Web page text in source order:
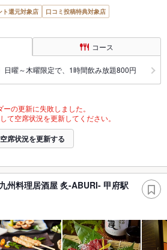
ト還元対象店
口コミ投稿特典対象店
コース
日曜～木曜限定で、1時間飲み放題800円
ーの更新に失敗しました。
て空席状況を更新してください。
空席状況を更新する
州料理居酒屋 炙-ABURI- 甲府駅